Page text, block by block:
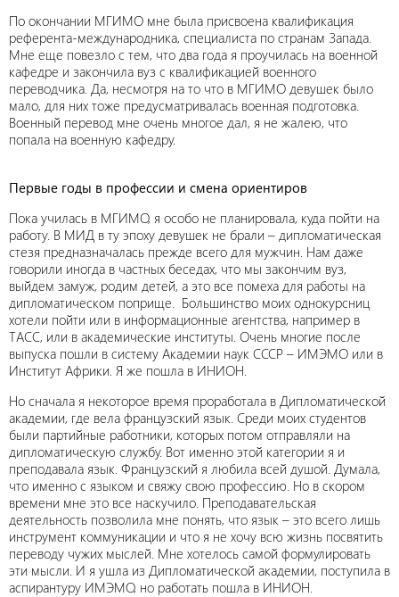
По окончании МГИМО мне была присвоена квалификация
референта-международника, специалиста по странам Запада.
Мне еще повезло с тем, что два года я проучилась на военной
кафедре и закончила вуз с квалификацией военного
переводчика. Да, несмотря на то что в МГИМО девушек было
мало, для них тоже предусматривалась военная подготовка.
Военный перевод мне очень многое дал, я не жалею, что
попала на военную кафедру.
Первые годы в профессии и смена ориентиров
Пока училась в МГИМО, я особо не планировала, куда пойти на
работу. В МИД в ту эпоху девушек не брали – дипломатическая
стезя предназначалась прежде всего для мужчин. Нам даже
говорили иногда в частных беседах, что мы закончим вуз,
выйдем замуж, родим детей, а это все помеха для работы на
дипломатическом поприще. Большинство моих однокурсниц
хотели пойти или в информационные агентства, например в
ТАСС, или в академические институты. Очень многие после
выпуска пошли в систему Академии наук СССР – ИМЭМО или в
Институт Африки. Я же пошла в ИНИОН.
Но сначала я некоторое время проработала в Дипломатической
академии, где вела французский язык. Среди моих студентов
были партийные работники, которых потом отправляли на
дипломатическую службу. Вот именно этой категории я и
преподавала язык. Французский я любила всей душой. Думала,
что именно с языком и свяжу свою профессию. Но в скором
времени мне это все наскучило. Преподавательская
деятельность позволила мне понять, что язык – это всего лишь
инструмент коммуникации и что я не хочу всю жизнь посвятить
переводу чужих мыслей. Мне хотелось самой формулировать
эти мысли. И я ушла из Дипломатической академии, поступила в
аспирантуру ИМЭМО, но работать пошла в ИНИОН.